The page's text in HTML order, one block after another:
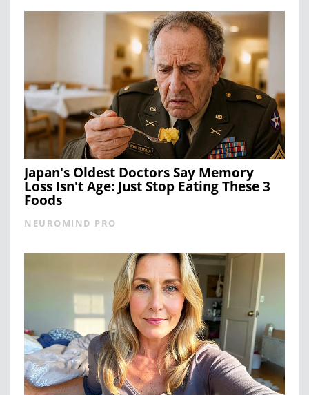
Japan's Oldest Doctors Say Memory
Loss Isn't Age: Just Stop Eating These 3
Foods
NEUROMIND PRO